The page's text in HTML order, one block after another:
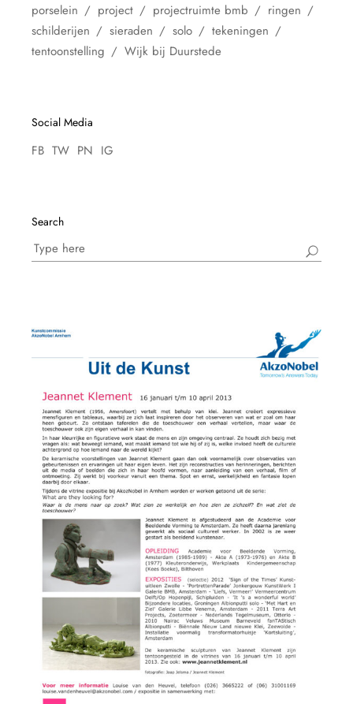
porselein
project projectruimte bmb
ringen
schilderijen
sieraden solo
tekeningen
tentoonstelling
Wijk bij Duurstede
Social Media
FB TW PN IG
Search
Search
for: